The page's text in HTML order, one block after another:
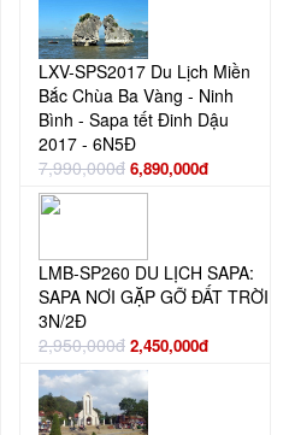
LXV-SPS2017 Du Lịch Miền
Bắc Chùa Ba Vàng - Ninh
Bình - Sapa tết Đinh Dậu
2017 - 6N5Đ
7,990,000đ 6,890,000đ
LMB-SP260 DU LỊCH SAPA:
SAPA NƠI GẶP GỠ ĐẤT TRỜI
3N/2Đ
2,950,000đ 2,450,000đ